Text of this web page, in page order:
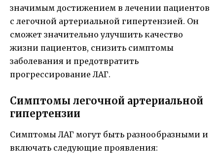
значимым достижением в лечении пациентов
с легочной артериальной гипертензией. Он
сможет значительно улучшить качество
жизни пациентов, снизить симптомы
заболевания и предотвратить
прогрессирование ЛАГ.
Симптомы легочной артериальной
гипертензии
Симптомы ЛАГ могут быть разнообразными и
включать следующие проявления: